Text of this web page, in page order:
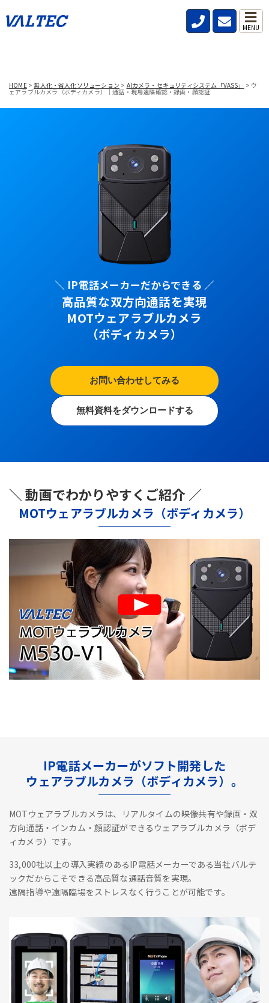
MENU
HOME>無人化・省人化ソリューション > AIカメラ・セキュリティシステム「VASS」 > ウ
ェアラブルカメラ（ボディカメラ）｜通話・現場遠隔確認・録画・顔認証
＼ IP電話メーカーだからできる ／
高品質な双方向通話を実現
MOTウェアラブルカメラ
（ボディカメラ）
お問い合わせしてみる
無料資料をダウンロードする
＼ 動画でわかりやすくご紹介 ／
MOTウェアラブルカメラ（ボディカメラ）
IP電話メーカーがソフト開発した
ウェアラブルカメラ（ボディカメラ）。
MOTウェアラブルカメラは、リアルタイムの映像共有や録画・双
方向通話・インカム・顔認証ができるウェアラブルカメラ（ボデ
ィカメラ）です。
33,000社以上の導入実績のあるIP電話メーカーである当社バルテ
ックだからこそできる高品質な通話音質を実現。
遠隔指導や遠隔臨場をストレスなく行うことが可能です。